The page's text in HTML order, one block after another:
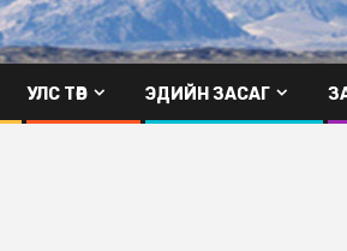
УЛС ТӨР ЭДИЙН ЗАСАГ